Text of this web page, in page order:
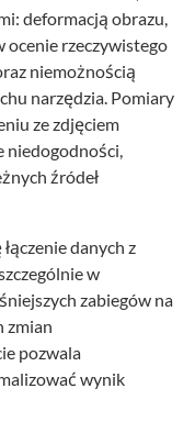
deformacją obrazu,
ocenie rzeczywistego
niemożnością
narzędzia. Pomiary
ze zdjęciem
niedogodności,
źródeł
danych z
w
zabiegów na
zmian
pozwala
wynik